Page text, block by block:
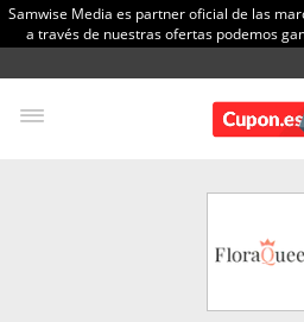
Samwise Media es partner oficial de las
a través de nuestras ofertas podemos